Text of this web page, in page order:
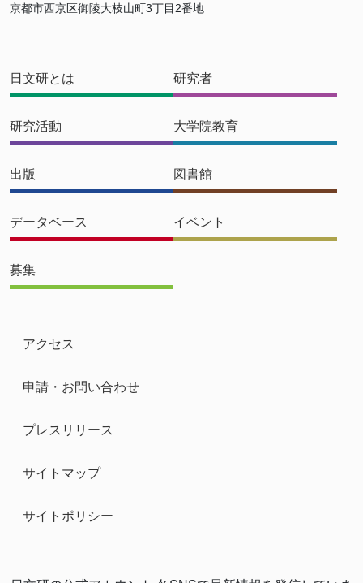
京都市西京区御陵大枝山町3丁目2番地
日文研とは 研究者
研究活動 大学院教育
出版 図書館
データベース イベント
募集
アクセス
申請・お問い合わせ
プレスリリース
サイトマップ
サイトポリシー